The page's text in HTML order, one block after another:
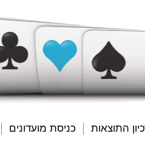
התוצאות כניסת מועדונים